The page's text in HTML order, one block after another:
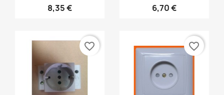
8,35 € 6,70 €
favorite_border favorite_border